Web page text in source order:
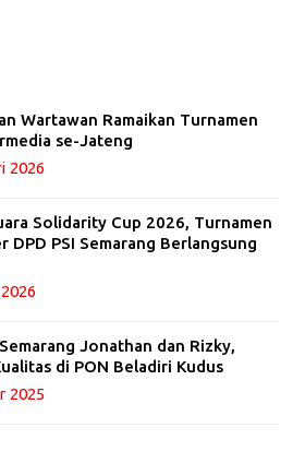
Wartawan Ramaikan Turnamen
se-Jateng
2026
Solidarity Cup 2026, Turnamen
DPD PSI Semarang Berlangsung
Jonathan dan Rizky,
di PON Beladiri Kudus
2025